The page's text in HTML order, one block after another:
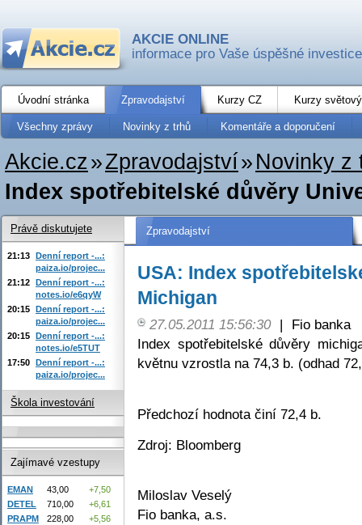
AKCIE ONLINE
informace pro Vaše úspěšné investice
Úvodní stránka Zpravodajství Kurzy CZ Kurzy
Všechny zprávy Novinky z trhů Komentáře a doporučení
Akcie.cz»Zpravodajství» Novinky z
Index spotřebitelské důvěry
Zpravodajství
USA: Index
Michigan
27.05.2011 15:56:30 |
Fio banka
Index spotřebitelské důvěry
květnu vzrostla na 74,3 b. (odhad
Předchozí hodnota činí 72,4 b.
Zdroj: Bloomberg
Miloslav Veselý
Fio banka, a.s.
Právě diskutujete
21:13 Denní report -...:
paiza.io/projec...
21:12 Denní report -...:
notes.io/e6qyW
20:15 Denní report -...:
paiza.io/projec...
20:15 Denní report -...:
notes.io/e5TUT
17:50 Denní report -...:
paiza.io/projec...
Škola investování
Zajímavé vzestupy
EMAN 43,00
+7,50
DETEL
710,00
+6,61
PRAPM
228,00
+5,56